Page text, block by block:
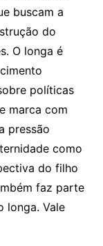
buscam a
do
O longa é
políticas
marca com
pressão
como
do filho
faz parte
longa. Vale